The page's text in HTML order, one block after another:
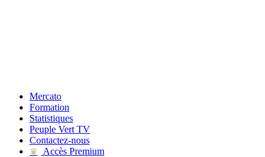
Mercato
Formation
Statistiques
Peuple Vert TV
Contactez-nous
♛
Accès Premium